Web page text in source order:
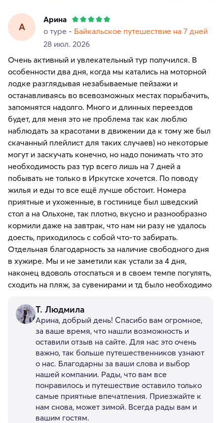
А
Арина
о туре - Байкальское путешествие на 7 дней
28 июл. 2026
Очень активный и увлекательный тур получился. В
особенности два дня, когда мы катались на моторной
лодке разглядывая незабываемые пейзажи и
останавливаясь во всевозможных местах порыбачить,
запомнятся надолго. Много и длинных переездов
будет, для меня это не проблема так как люблю
наблюдать за красотами в движении да к тому же был
скачанный плейлист для таких случаев) но некоторые
могут и заскучать конечно, но надо понимать что это
необходимость раз тур всего лишь на 7 дней а
побывать не только в Иркутске хочется. По поводу
жилья и еды то все ещё лучше обстоит. Номера
приятные и ухоженные, в гостинице был шведский
стол а на Ольхоне, так плотно, вкусно и разнообразно
кормили даже на завтрак, что нам ни разу не удалось
доесть, приходилось с собой что-то забирать.
Отдельная благодарность за наличие свободного дня
в хужире. Мы и не заметили как устали за 4 дня,
наконец вдоволь отоспаться и в своем темпе погулять,
сходить на пляж, за сувенирами и тд было необходимо
Т. Людмила
Арина, добрый день! Спасибо вам огромное,
за ваше время, что нашли возможность и
оставили отзыв на сайте. Для нас это очень
важно, так больше путешественников узнают
о нас. Благодарны за ваши слова и выбор
нашей компании. Рады, что вам все
понравилось и путешествие оставило только
самые приятные впечатления. Приезжайте к
нам снова, может зимой. Всегда рады вам и
вашим гостям.